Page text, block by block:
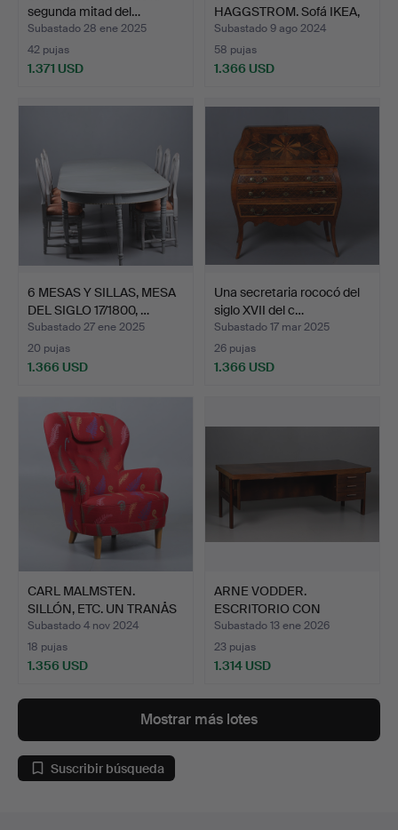
segunda mitad del…
Subastado 28 ene 2025
42 pujas
1.371 USD
HAGGSTROM. Sofá IKEA,
AB Swedf…
Subastado 9 ago 2024
58 pujas
1.366 USD
6 MESAS Y SILLAS, MESA
DEL SIGLO 17/1800, …
Subastado 27 ene 2025
20 pujas
1.366 USD
Una secretaria rococó del
siglo XVII del c…
Subastado 17 mar 2025
26 pujas
1.366 USD
CARL MALMSTEN.
SILLÓN, ETC. UN TRANÅS
SJÖG…
Subastado 4 nov 2024
18 pujas
1.356 USD
ARNE VODDER.
ESCRITORIO CON
APARADOR ADJUN…
Subastado 13 ene 2026
23 pujas
1.314 USD
Mostrar más lotes
Suscribir búsqueda